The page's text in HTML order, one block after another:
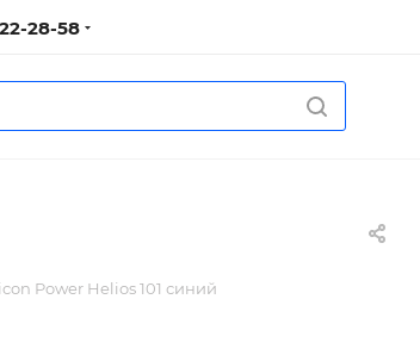
28-58
Power Helios 101 синий